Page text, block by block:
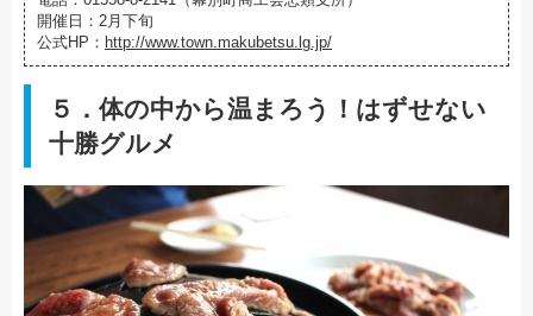
開催日：2月下旬
公式HP： http://www.town.makubetsu.lg.jp/
５．体の中から温まろう！はずせない
十勝グルメ